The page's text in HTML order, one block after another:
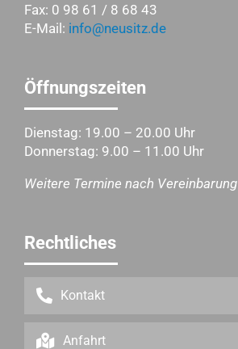
Fax: 0 98 61 / 8 68 43
E-Mail: info@neusitz.de
Öffnungszeiten
Dienstag: 19.00 – 20.00 Uhr
Donnerstag: 9.00 – 11.00 Uhr
Weitere Termine nach Vereinbarung
Rechtliches
Kontakt
Anfahrt